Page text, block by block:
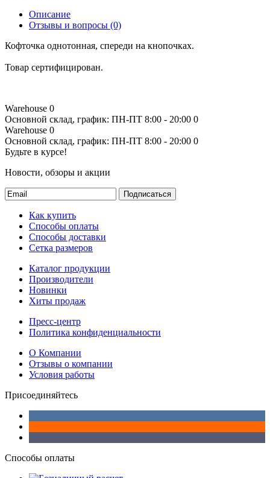
Описание
Отзывы и вопросы (0)
Кофточка однотонная, спереди на кнопочках.
Товар сертифицирован.
Warehouse 0
Основной склад, график: ПН-ПТ 8:00 - 20:00 0
Warehouse 0
Основной склад, график: ПН-ПТ 8:00 - 20:00 0
Будьте в курсе!
Новости, обзоры и акции
Подписаться
Как купить
Способы оплаты
Способы доставки
Сетка размеров
Каталог продукции
Производители
Новинки
Хиты продаж
Пресс-центр
Политика конфиденциальности
О Компании
Отзывы о компании
Условия работы
Присоединяйтесь
Способы оплаты